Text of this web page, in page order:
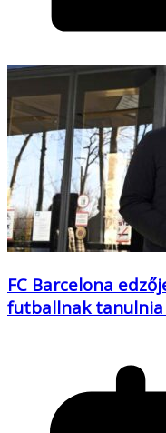
FC Barcelona
futballnak